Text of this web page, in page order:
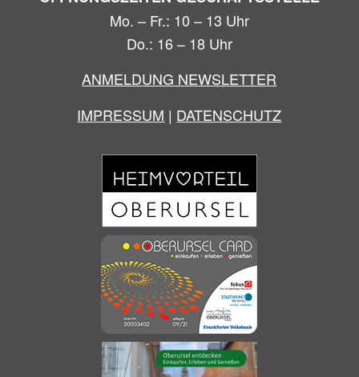
Mo. – Fr.: 10 – 13 Uhr
Do.: 16 – 18 Uhr
ANMELDUNG NEWSLETTER
IMPRESSUM | DATENSCHUTZ